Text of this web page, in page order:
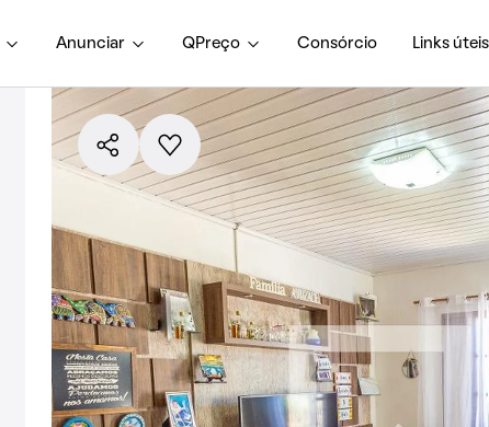
Anunciar QPreço Consórcio Links úteis